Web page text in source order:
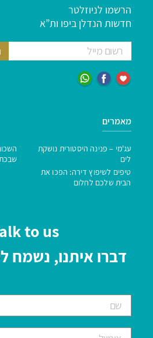
הרשמו לניוזלטר
חדשות הנדלן ביפו ות”א
מאמרים
עג'מי – פנינה היסטורית נושקת
לים
טיפים לשיפוץ דירה: הפכו את
הבית שלכם לחלום
to us!
דברו איתנו, נשמח